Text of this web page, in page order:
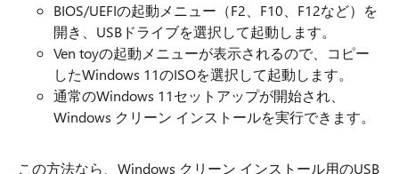
BIOS/UEFIの起動メニュー（F2、F10、F12など）を
開き、USBドライブを選択して起動します。
Ven toyの起動メニューが表示されるので、コピー
したWindows 11のISOを選択して起動します。
通常のWindows 11セットアップが開始され、
Windows クリーン インストールを実行できます。
この方法なら、Windows クリーン インストール用のUSB